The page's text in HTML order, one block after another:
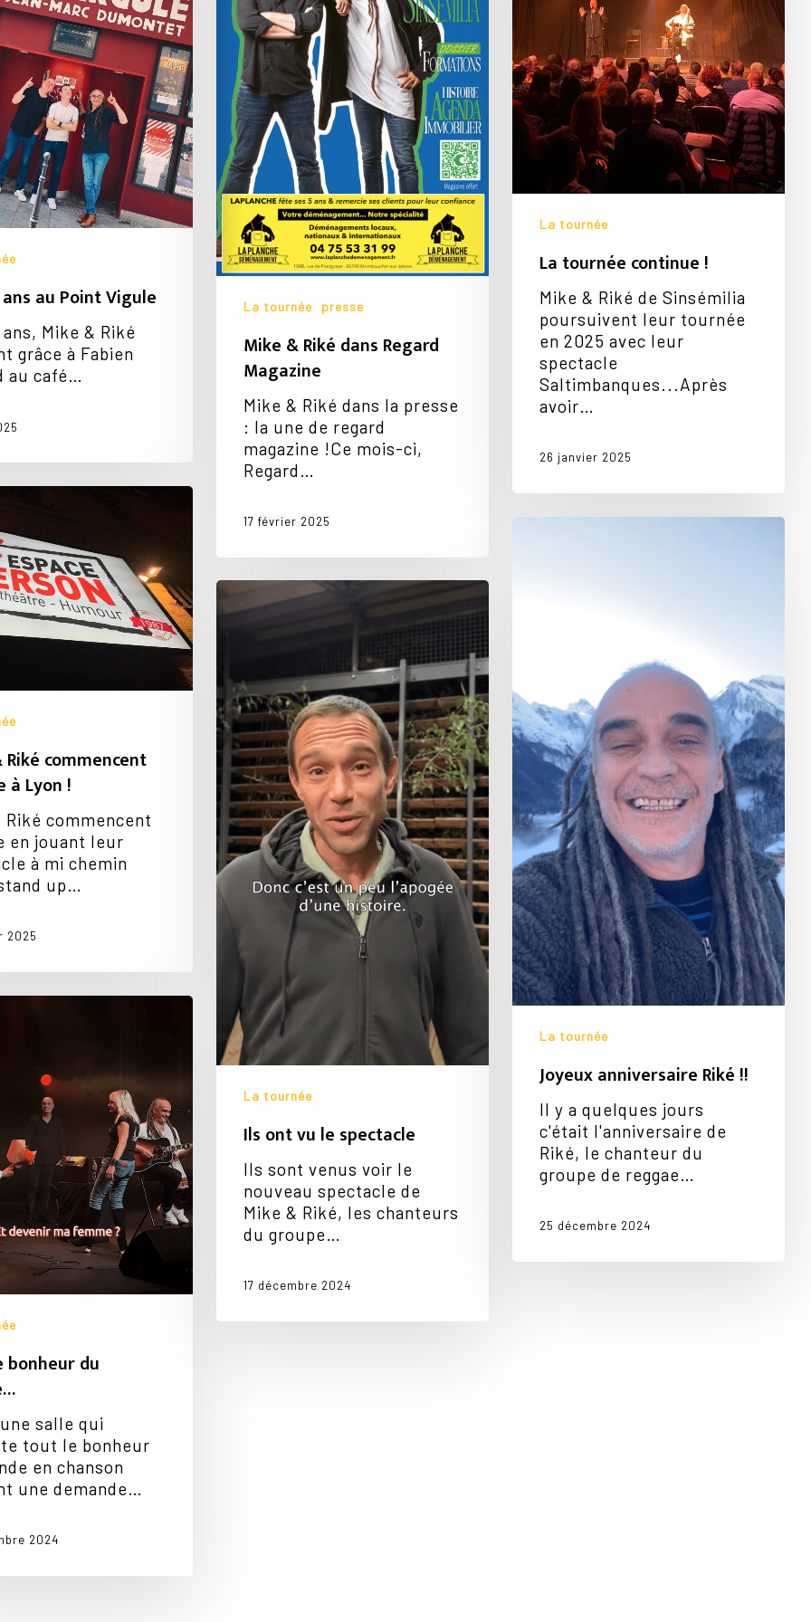
Votre panier est vide.
Go To Shop
au Point Vigule
Mike & Riké
grâce à Fabien
au café…
Magazine
La tournée presse
Mike & Riké dans Regard
Magazine
Mike & Riké dans la presse
: la une de regard
magazine !Ce mois-ci,
Regard…
17 février 2025
La tournée
La tournée continue !
Mike & Riké de Sinsémilia
poursuivent leur tournée
en 2025 avec leur
spectacle
Saltimbanques...Après
avoir…
26 janvier 2025
commencent
à Lyon !
Riké commencent
en jouant leur
à mi chemin
up…
2025
La tournée
Joyeux anniversaire Riké !!
Il y a quelques jours
c'était l'anniversaire de
Riké, le chanteur du
groupe de reggae…
25 décembre 2024
Ils
ont
spectacle
La tournée
Ils ont vu le spectacle
Ils sont venus voir le
nouveau spectacle de
Mike & Riké, les chanteurs
du groupe…
17 décembre 2024
bonheur du
salle qui
tout le bonheur
en chanson
une demande…
2024